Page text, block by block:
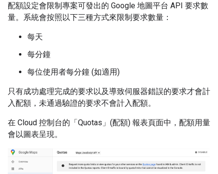
配額設定會限制專案可發出的 Google 地圖平台 API 要求數
量。系統會按照以下三種方式來限制要求數量：
每天
每分鐘
每位使用者每分鐘 (如適用)
只有成功處理完成的要求以及導致伺服器錯誤的要求才會計
入配額，未通過驗證的要求不會計入配額。
在 Cloud 控制台的「Quotas」(配額) 報表頁面中，配額用量
會以圖表呈現。